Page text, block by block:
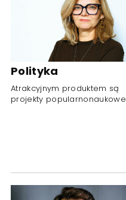
Polityka
Atrakcyjnym produktem są
projekty popularnonaukowe